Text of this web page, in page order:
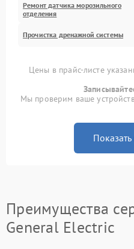
Ремонт датчика морозильного
отделения
Прочистка дренажной системы
Цены в прайс-листе
Мы проверим ваше
Показать
Преимущества
General Electric